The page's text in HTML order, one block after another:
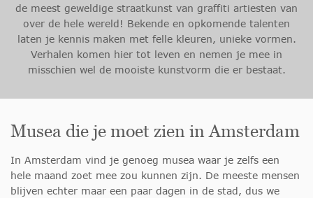
de meest geweldige straatkunst van graffiti artiesten van
over de hele wereld! Bekende en opkomende talenten
laten je kennis maken met felle kleuren, unieke vormen.
Verhalen komen hier tot leven en nemen je mee in
misschien wel de mooiste kunstvorm die er bestaat.
Musea die je moet zien in Amsterdam
In Amsterdam vind je genoeg musea waar je zelfs een
hele maand zoet mee zou kunnen zijn. De meeste mensen
blijven echter maar een paar dagen in de stad, dus we